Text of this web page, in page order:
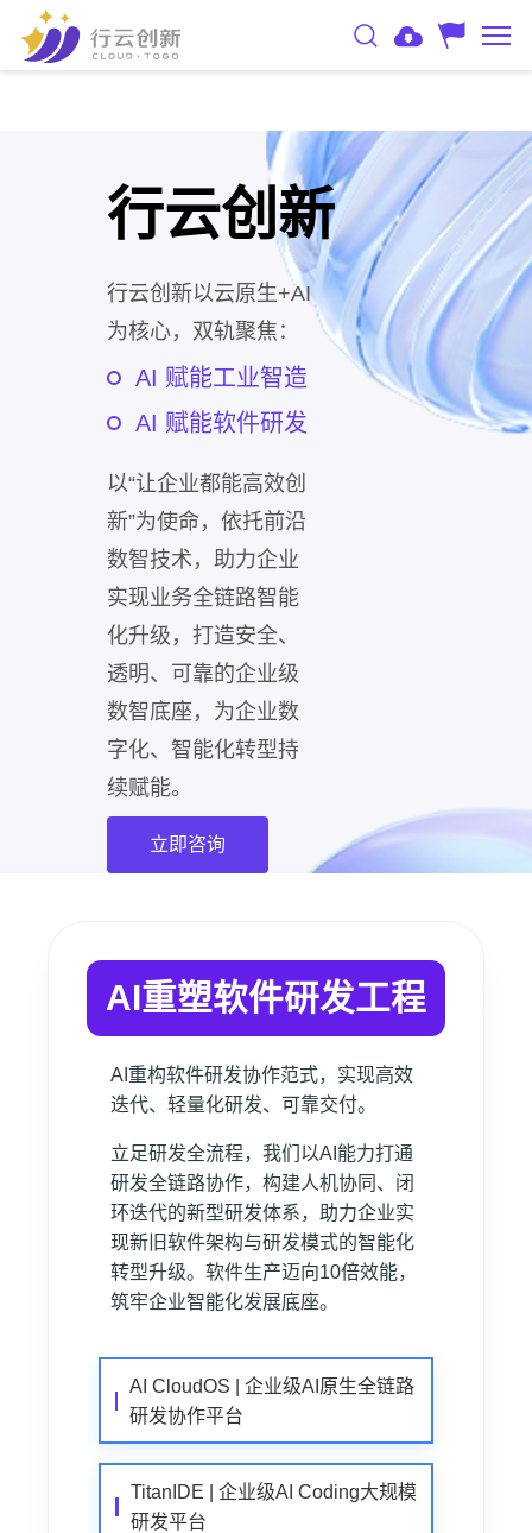
行云创新
行云创新以云原生+AI
为核心，双轨聚焦：
AI 赋能工业智造
AI 赋能软件研发
以“让企业都能高效创
新”为使命，依托前沿
数智技术，助力企业
实现业务全链路智能
化升级，打造安全、
透明、可靠的企业级
数智底座，为企业数
字化、智能化转型持
续赋能。
立即咨询
AI重塑软件研发工程
AI重构软件研发协作范式，实现高效
迭代、轻量化研发、可靠交付。
立足研发全流程，我们以AI能力打通
研发全链路协作，构建人机协同、闭
环迭代的新型研发体系，助力企业实
现新旧软件架构与研发模式的智能化
转型升级。软件生产迈向10倍效能，
筑牢企业智能化发展底座。
AI CloudOS | 企业级AI原生全链路
研发协作平台
TitanIDE | 企业级AI Coding大规模
研发平台